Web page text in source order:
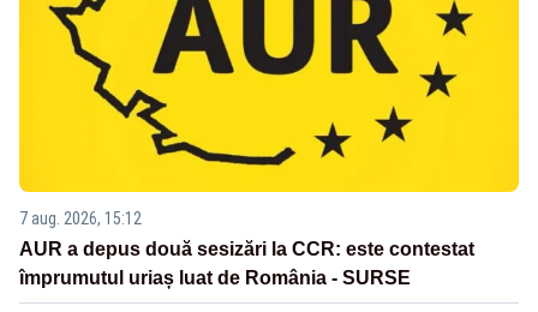
7 aug. 2026, 15:12
AUR a depus două sesizări la CCR: este contestat
împrumutul uriaș luat de România - SURSE